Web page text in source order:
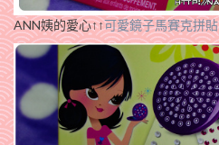
ANN姨的愛心↑↑可愛鏡子馬賽克拼貼